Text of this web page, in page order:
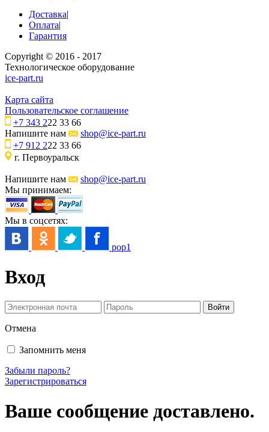
Доставка|
Оплата|
Гарантия
Copyright © 2016 - 2017
Технологическое оборудование
ice-part.ru
Карта сайта
Пользовательское соглашение
+7 343 222 33 66
Напишите нам
shop@ice-part.ru
+7 912 222 33 66
г. Первоуральск
Напишите нам
shop@ice-part.ru
Мы принимаем:
Мы в соцсетях:
pop1
Вход
Отмена
Запомнить меня
Забыли пароль?
Зарегистрироваться
Ваше сообщение доставлено.